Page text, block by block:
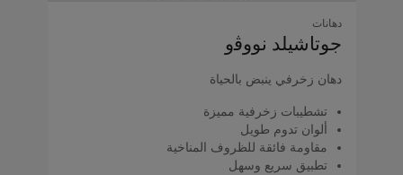
دهانات
ﺟﻮﺗﺎﺷﻴﻠﺪ ﻧﻮوﭬو
دﻫﺎن زﺧﺮﻓﻲ ﻳﻨﺒﺾ ﺑﺎﻟﺤﻴﺎة
تشطيبات زخرفية مميزة
ألوان تدوم طويل
مقاومة فائقة للظروف المناخية
تطبيق سريع وسهل